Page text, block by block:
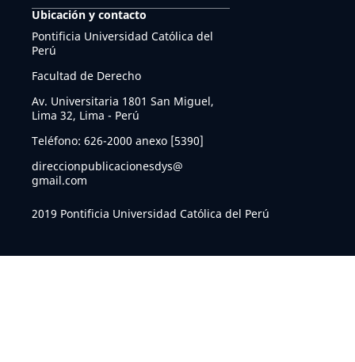
Ubicación y contacto
Pontificia Universidad Católica del
Perú
Facultad de Derecho
Av. Universitaria 1801 San Miguel,
Lima 32, Lima - Perú
Teléfono: 626-2000 anexo [5390]
direccionpublicacionesdys@
gmail.com
2019 Pontificia Universidad Católica del Perú